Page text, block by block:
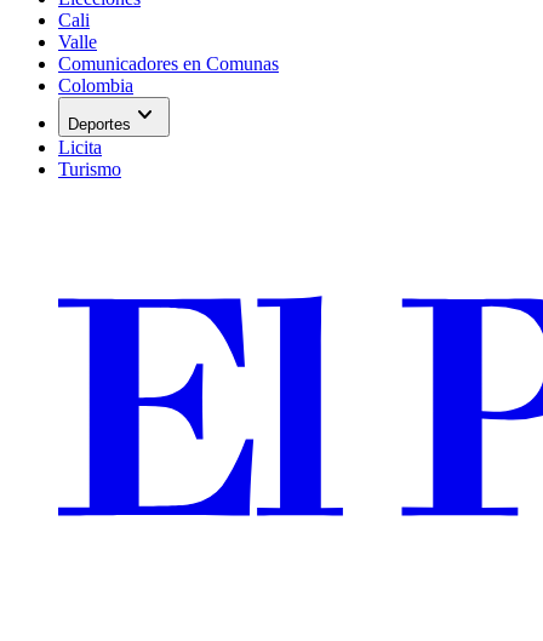
Cali
Valle
Comunicadores en Comunas
Colombia
Deportes expand_more
Licita
Turismo